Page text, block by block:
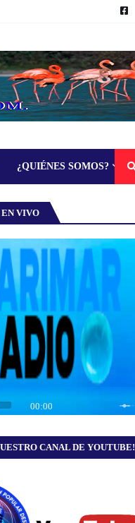
¿QUIÉNES SOMOS?
VIVO
CANAL DE YOUTUBE!